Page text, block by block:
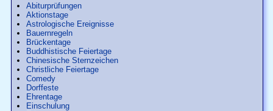
Abiturprüfungen
Aktionstage
Astrologische Ereignisse
Bauernregeln
Brückentage
Buddhistische Feiertage
Chinesische Sternzeichen
Christliche Feiertage
Comedy
Dorffeste
Ehrentage
Einschulung